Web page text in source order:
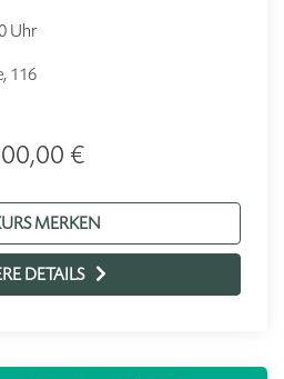
Uhr
116
€
MERKEN
DETAILS